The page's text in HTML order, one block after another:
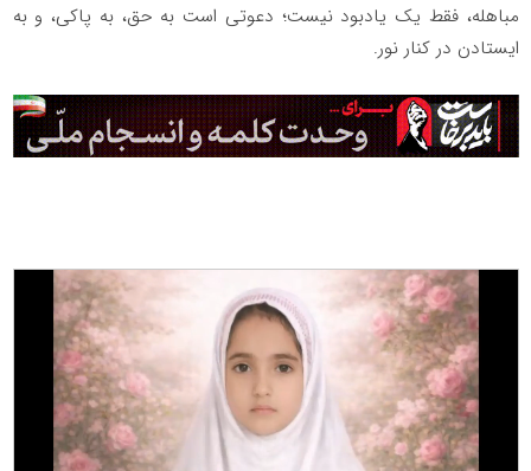
مباهله، فقط یک یادبود نیست؛ دعوتی است به حق، به پاکی، و به
ایستادن در کنار نور.